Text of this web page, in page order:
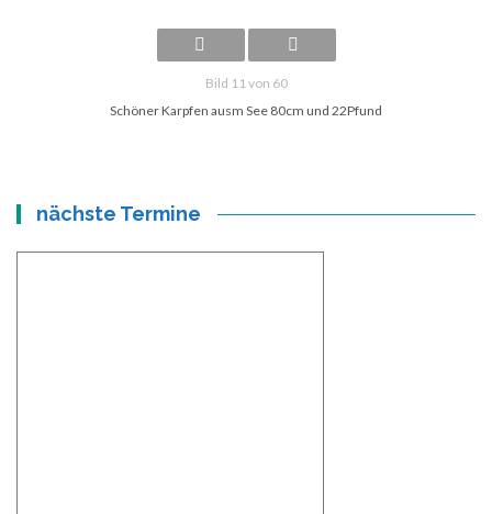
Bild 11 von 60
Schöner Karpfen ausm See 80cm und 22Pfund
nächste Termine